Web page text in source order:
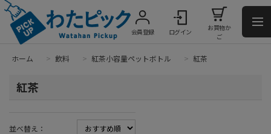
会員登録 ログイン
お買物か
ご
ホーム > 飲料 > 紅茶小容量ペットボトル > 紅茶
紅茶
並べ替え：